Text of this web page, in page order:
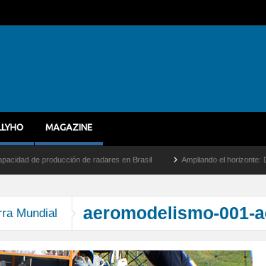
MAGAZINE
de producción de radares en Brasil Ampliando el horizonte: Dentro
Mundial aeromodelismo-001-